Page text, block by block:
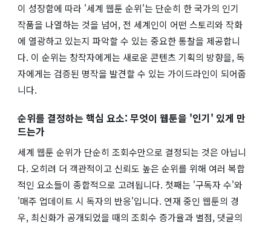
이 성장함에 따라 '세계 웹툰 순위'는 단순히 한 국가의 인기
작품을 나열하는 것을 넘어, 전 세계인이 어떤 스토리와 작화
에 열광하고 있는지 파악할 수 있는 중요한 통찰을 제공합니
다. 이 순위는 창작자에게는 새로운 콘텐츠 기획의 방향을, 독
자에게는 검증된 명작을 발견할 수 있는 가이드라인이 되어줍
니다.
순위를 결정하는 핵심 요소: 무엇이 웹툰을 '인기' 있게 만
드는가
세계 웹툰 순위가 단순히 조회수만으로 결정되는 것은 아닙니
다. 오히려 더 객관적이고 신뢰도 높은 순위를 위해 여러 복합
적인 요소들이 종합적으로 고려됩니다. 첫째는 '구독자 수'와
'매주 업데이트 시 독자의 반응'입니다. 연재 중인 웹툰의 경
우, 최신화가 공개되었을 때의 조회수 증가율과 별점, 댓글의